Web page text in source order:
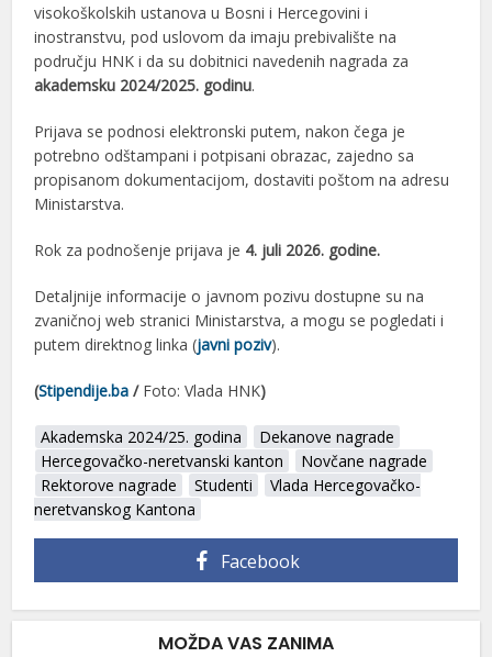
visokoškolskih ustanova u Bosni i Hercegovini i
inostranstvu, pod uslovom da imaju prebivalište na
području HNK i da su dobitnici navedenih nagrada za
akademsku 2024/2025. godinu.
Prijava se podnosi elektronski putem, nakon čega je
potrebno odštampani i potpisani obrazac, zajedno sa
propisanom dokumentacijom, dostaviti poštom na adresu
Ministarstva.
Rok za podnošenje prijava je 4. juli 2026. godine.
Detaljnije informacije o javnom pozivu dostupne su na
zvaničnoj web stranici Ministarstva, a mogu se pogledati i
putem direktnog linka (javni poziv).
(Stipendije.ba / Foto: Vlada HNK)
Akademska 2024/25. godina
Dekanove nagrade
Hercegovačko-neretvanski kanton
Novčane nagrade
Rektorove nagrade
Studenti
Vlada Hercegovačko-
neretvanskog Kantona
Facebook
MOŽDA VAS ZANIMA